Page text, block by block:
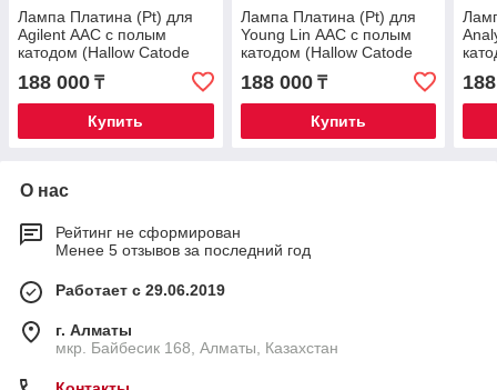
Лампа Платина (Pt) для
Agilent ААС с полым
катодом (Hallow Catode
188 000 ₸
Купить
Лампа Платина (Pt) для
Young Lin ААС с полым
катодом (Hallow Catode
188 000₸
Купить
О нас
Рейтинг не сформирован
Менее 5 отзывов за последний год
Работает с 29.06.2019
г. Алматы
мкр. Байбесик 168, Алматы, Казахстан